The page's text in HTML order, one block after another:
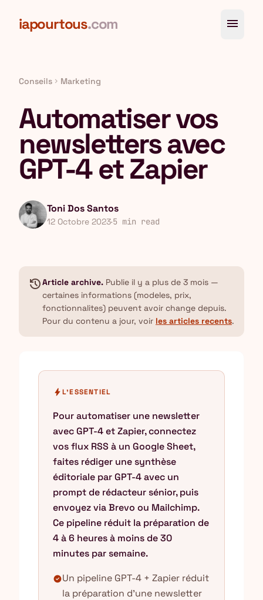
iapourtous.com menu
Conseils chevron_right Marketing
Automatiser vos
newsletters avec
GPT-4 et Zapier
Toni Dos Santos
12 Octobre 2023·5 min read
historyArticle archive. Publie il y a plus de 3 mois —
certaines informations (modeles, prix,
fonctionnalites) peuvent avoir change depuis.
Pour du contenu a jour, voir les articles recents.
boltL'ESSENTIEL
Pour automatiser une newsletter
avec GPT-4 et Zapier, connectez
vos flux RSS à un Google Sheet,
faites rédiger une synthèse
éditoriale par GPT-4 avec un
prompt de rédacteur sénior, puis
envoyez via Brevo ou Mailchimp.
Ce pipeline réduit la préparation de
4 à 6 heures à moins de 30
minutes par semaine.
check_circleUn pipeline GPT-4 + Zapier réduit
la préparation d'une newsletter